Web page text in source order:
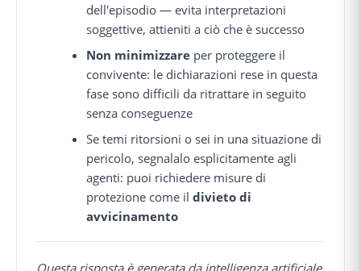
dell'episodio — evita interpretazioni
soggettive, attieniti a ciò che è successo
Non minimizzare per proteggere il
convivente: le dichiarazioni rese in questa
fase sono difficili da ritrattare in seguito
senza conseguenze
Se temi ritorsioni o sei in una situazione di
pericolo, segnalalo esplicitamente agli
agenti: puoi richiedere misure di
protezione come ildivieto di
avvicinamento
Questa risposta è generata da intelligenza artificiale